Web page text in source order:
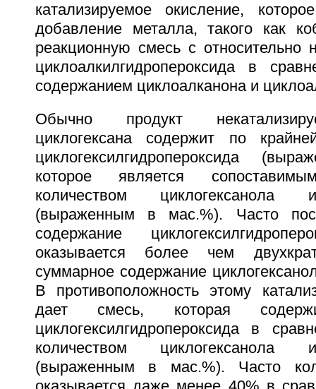
катализируемое окисление,
добавление металла, такого как
реакционную смесь с относительно
циклоалкилгидропероксида в
содержанием циклоалканона и
Обычно продукт
циклогексана содержит по
циклогексилгидропероксида
которое является
количеством циклогексанола
(выраженным в мас.%). Часто
содержание
оказывается более чем
суммарное содержание
В противоположность этому
дает смесь, которая
циклогексилгидропероксида в
количеством циклогексанола
(выраженным в мас.%). Часто